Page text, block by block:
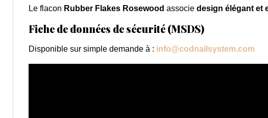
Le flacon Rubber Flakes Rosewood associe design élégant et
Fiche de données de sécurité (MSDS)
Disponible sur simple demande à : info@codnailsystem.com